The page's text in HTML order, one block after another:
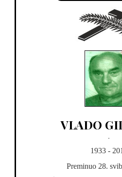
VLADO
.
1933 -
Preminuo 28.